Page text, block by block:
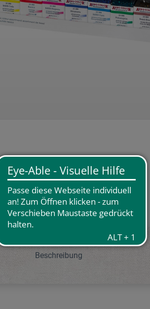
Beschreibung